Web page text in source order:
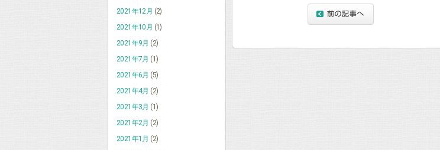
2021年12月 (2)
2021年10月 (1)
2021年9月 (2)
2021年7月 (1)
2021年6月 (5)
2021年4月 (2)
2021年3月 (1)
2021年2月 (2)
2021年1月 (2)